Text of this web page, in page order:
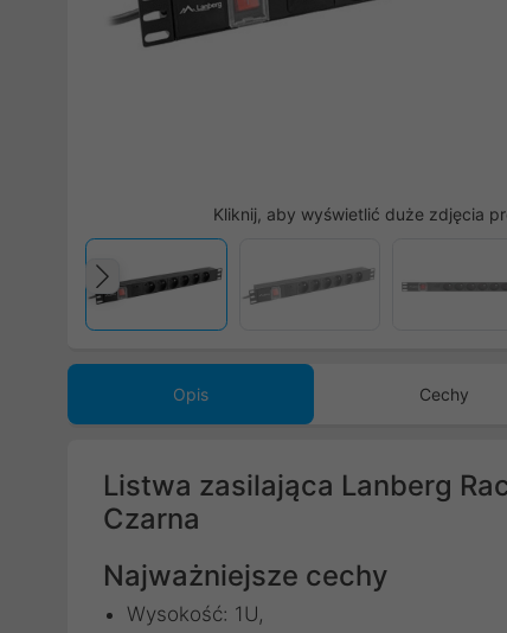
Kliknij, aby wyświetlić duże zdjęcia
Poprzedni
Opis Cechy
Listwa zasilająca Lanberg
Czarna
Najważniejsze cechy
Wysokość: 1U,